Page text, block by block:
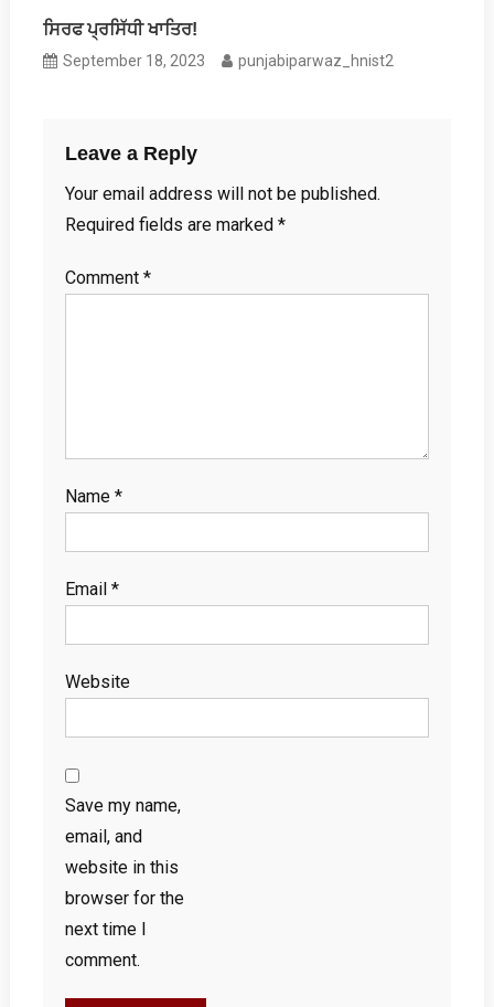
ਸਿਰਫ ਪ੍ਰਸਿੱਧੀ ਖਾਤਿਰ!
September 18, 2023 punjabiparwaz_hnist2
Leave a Reply
Your email address will not be published.
Required fields are marked *
Comment *
Name *
Email *
Website
Save my name,
email, and
website in this
browser for the
next time I
comment.